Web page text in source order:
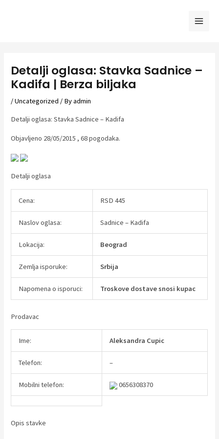
Detalji oglasa: Stavka Sadnice –
Kadifa | Berza biljaka
/Uncategorized / Byadmin
Detalji oglasa: Stavka Sadnice – Kadifa
Objavljeno 28/05/2015 , 68 pogodaka.
Detalji oglasa
Cena: RSD 445
Naslov oglasa: Sadnice – Kadifa
Lokacija: Beograd
Zemlja isporuke: Srbija
Napomena o isporuci: Troskove dostave snosi kupac
Prodavac
Ime: Aleksandra Cupic
Telefon: –
Mobilni telefon: 0656308370
Opis stavke